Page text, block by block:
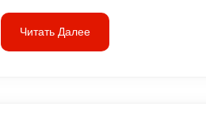
Читать Далее